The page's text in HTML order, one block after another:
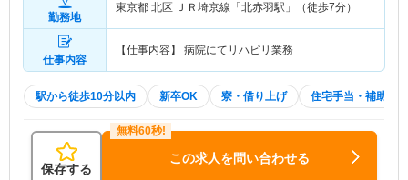
勤務地
東京都 北区 ＪＲ埼京線「北赤羽駅」（徒歩7分）
仕事内容
【仕事内容】 病院にてリハビリ業務
駅から徒歩10分以内 新卒OK 寮・借り上げ 住宅手当・補助
保存する
この求人を問い合わせる